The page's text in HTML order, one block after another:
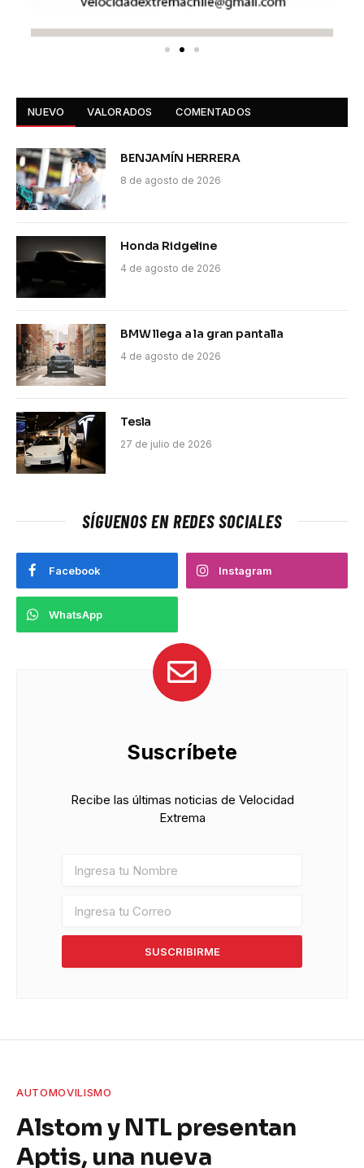
NUEVO VALORADOS COMENTADOS
BENJAMÍN HERRERA
8 de agosto de 2026
Honda Ridgeline
4 de agosto de 2026
BMW llega a la gran pantalla
4 de agosto de 2026
Tesla
27 de julio de 2026
SÍGUENOS EN REDES SOCIALES
Facebook Instagram
WhatsApp
Suscríbete
Recibe las últimas noticias de Velocidad
Extrema
SUSCRIBIRME
AUTOMOVILISMO
Alstom y NTL presentan
Aptis, una nueva